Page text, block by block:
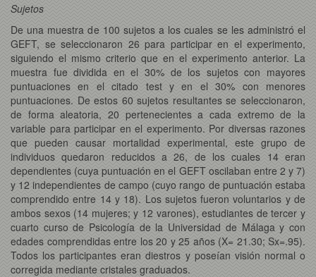
Sujetos
De una muestra de 100 sujetos a los cuales se les administró el
GEFT, se seleccionaron 26 para participar en el experimento,
siguiendo el mismo criterio que en el experimento anterior. La
muestra fue dividida en el 30% de los sujetos con mayores
puntuaciones en el citado test y en el 30% con menores
puntuaciones. De estos 60 sujetos resultantes se seleccionaron,
de forma aleatoria, 20 pertenecientes a cada extremo de la
variable para participar en el experimento. Por diversas razones
que pueden causar mortalidad experimental, este grupo de
individuos quedaron reducidos a 26, de los cuales 14 eran
dependientes (cuya puntuación en el GEFT oscilaban entre 2 y 7)
y 12 independientes de campo (cuyo rango de puntuación estaba
comprendido entre 14 y 18). Los sujetos fueron voluntarios y de
ambos sexos (14 mujeres; y 12 varones), estudiantes de tercer y
cuarto curso de Psicología de la Universidad de Málaga y con
edades comprendidas entre los 20 y 25 años (X= 21.30; Sx=.95).
Todos los participantes eran diestros y poseían visión normal o
corregida mediante cristales graduados.